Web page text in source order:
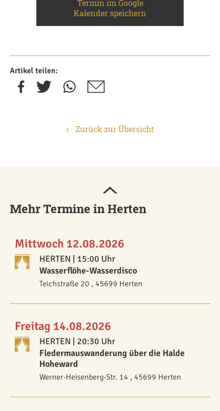
Termin im Google
Kalender speichern
Artikel teilen:
Zurück zur Übersicht
Mehr Termine in Herten
Mittwoch 12.08.2026
HERTEN | 15:00 Uhr
Wasserflöhe-Wasserdisco
Teichstraße 20 , 45699 Herten
Freitag 14.08.2026
HERTEN | 20:30 Uhr
Fledermauswanderung über die Halde
Hoheward
Werner-Heisenberg-Str. 14 , 45699 Herten